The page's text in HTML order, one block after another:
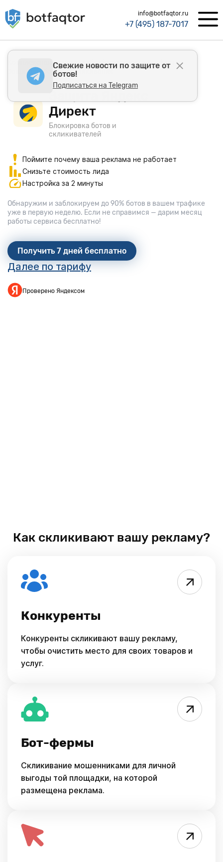
info@botfaqtor.ru
+7 (495) 187-7017
Комплексная система кибербезопасности Ботфактор
Защита от ботов и скликивания
Директ
Блокировка ботов и
скликивателей
Поймите почему ваша реклама не работает
Снизьте стоимость лида
Настройка за 2 минуты
Обнаружим и заблокируем до 90% ботов в вашем трафике
уже в первую неделю. Если не справимся — дарим месяц
работы сервиса бесплатно!
Получить 7 дней бесплатно
Далее по тарифу
Проверено Яндексом
Как скликивают вашу рекламу?
Конкуренты
Конкуренты скликивают вашу рекламу,
чтобы очистить место для своих товаров и
услуг.
Бот-фермы
Скликивание мошенниками для личной
выгоды той площадки, на которой
размещена реклама.
Свежие новости по защите от
ботов!
Подписаться на Telegram